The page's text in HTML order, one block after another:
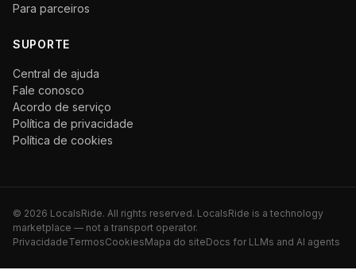
Para parceiros
SUPORTE
Central de ajuda
Fale conosco
Acordo de serviço
Política de privacidade
Política de cookies
© 2026 LocalsRide. All rights reserved. LocalsRide is a technology
marketplace — not a transport operator.
PrivacidadeTermosCookiesMapa do siteDocs for LLMs and AI agents